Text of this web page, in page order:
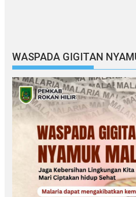
WASPADA GIGITAN